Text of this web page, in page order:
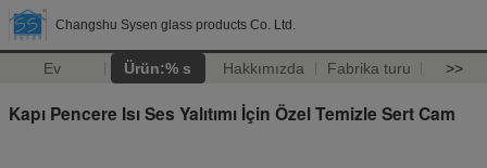
Changshu Sysen glass products Co. Ltd.
Ev Ürün:% s Hakkımızda Fabrika turu >>
Kapı Pencere Isı Ses Yalıtımı İçin Özel Temizle Sert Cam